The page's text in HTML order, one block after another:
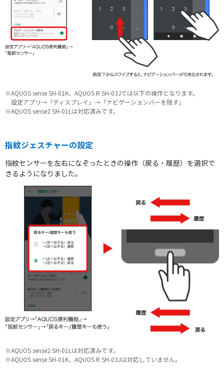
※AQUOS sense SH-01K、AQUOS R SH-03Jでは以下の操作となります。
設定アプリ→「ディスプレイ」→「ナビゲーションバーを隠す」
※AQUOS sense2 SH-01Lは対応済みです。
指紋ジェスチャーの設定
指紋センサーを左右になぞったときの操作（戻る・履歴）を選択で
きるようになりました。
※AQUOS sense2 SH-01Lは対応済みです。
※AQUOS sense SH-01K、AQUOS R SH-03Jは対応していません。